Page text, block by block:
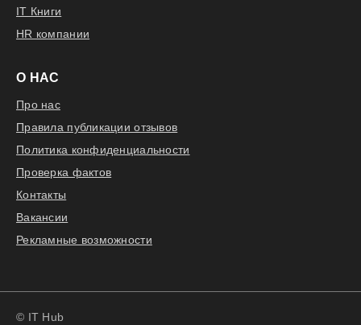
IT Книги
HR компании
О НАС
Про нас
Правила публикации отзывов
Политика конфиденциальности
Проверка фактов
Контакты
Вакансии
Рекламные возможности
© IT Hub